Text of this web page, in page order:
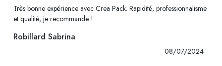
Très bonne expérience avec Crea Pack. Rapidité, professionnalisme
et qualité, je recommande !
Robillard Sabrina
08/07/2024